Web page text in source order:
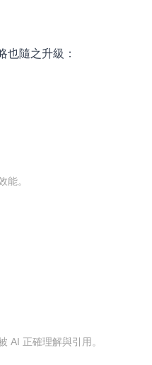
也隨之升級：
能。
AI 正確理解與引用。